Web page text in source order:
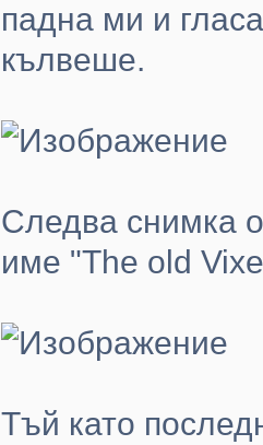
падна ми и
кълвеше.
Следва снимка
име "The old
Тъй като